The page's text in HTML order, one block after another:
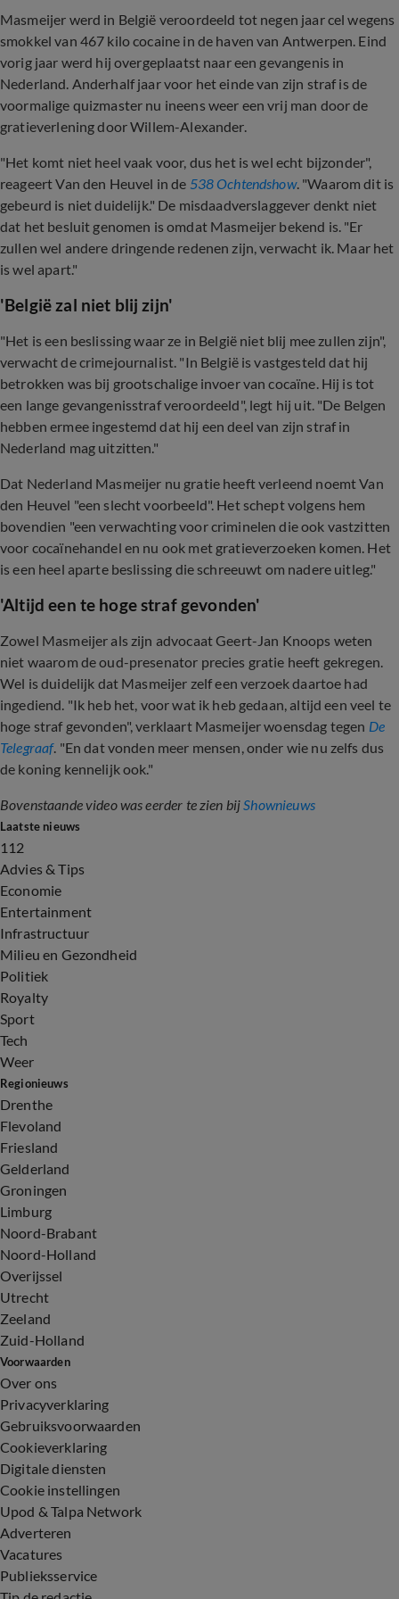
Masmeijer werd in België veroordeeld tot negen jaar cel wegens
smokkel van 467 kilo cocaine in de haven van Antwerpen. Eind
vorig jaar werd hij overgeplaatst naar een gevangenis in
Nederland. Anderhalf jaar voor het einde van zijn straf is de
voormalige quizmaster nu ineens weer een vrij man door de
gratieverlening door Willem-Alexander.
"Het komt niet heel vaak voor, dus het is wel echt bijzonder",
reageert Van den Heuvel in de 538 Ochtendshow. "Waarom dit is
gebeurd is niet duidelijk." De misdaadverslaggever denkt niet
dat het besluit genomen is omdat Masmeijer bekend is. "Er
zullen wel andere dringende redenen zijn, verwacht ik. Maar het
is wel apart."
'België zal niet blij zijn'
"Het is een beslissing waar ze in België niet blij mee zullen zijn",
verwacht de crimejournalist. "In België is vastgesteld dat hij
betrokken was bij grootschalige invoer van cocaïne. Hij is tot
een lange gevangenisstraf veroordeeld", legt hij uit. "De Belgen
hebben ermee ingestemd dat hij een deel van zijn straf in
Nederland mag uitzitten."
Dat Nederland Masmeijer nu gratie heeft verleend noemt Van
den Heuvel "een slecht voorbeeld". Het schept volgens hem
bovendien "een verwachting voor criminelen die ook vastzitten
voor cocaïnehandel en nu ook met gratieverzoeken komen. Het
is een heel aparte beslissing die schreeuwt om nadere uitleg."
'Altijd een te hoge straf gevonden'
Zowel Masmeijer als zijn advocaat Geert-Jan Knoops weten
niet waarom de oud-presenator precies gratie heeft gekregen.
Wel is duidelijk dat Masmeijer zelf een verzoek daartoe had
ingediend. "Ik heb het, voor wat ik heb gedaan, altijd een veel te
hoge straf gevonden", verklaart Masmeijer woensdag tegen De
Telegraaf. "En dat vonden meer mensen, onder wie nu zelfs dus
de koning kennelijk ook."
Bovenstaande video was eerder te zien bijShownieuws
Laatste nieuws
112
Advies & Tips
Economie
Entertainment
Infrastructuur
Milieu en Gezondheid
Politiek
Royalty
Sport
Tech
Weer
Regionieuws
Drenthe
Flevoland
Friesland
Gelderland
Groningen
Limburg
Noord-Brabant
Noord-Holland
Overijssel
Utrecht
Zeeland
Zuid-Holland
Voorwaarden
Over ons
Privacyverklaring
Gebruiksvoorwaarden
Cookieverklaring
Digitale diensten
Cookie instellingen
Upod & Talpa Network
Adverteren
Vacatures
Publieksservice